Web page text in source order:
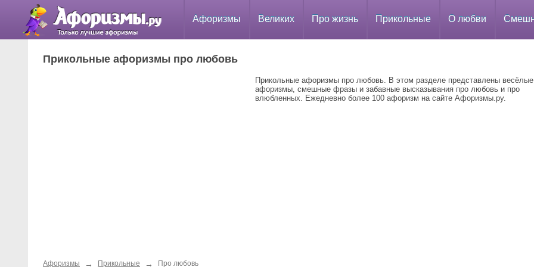
Афоризмы Великих Про жизнь Прикольные О любви
Прикольные афоризмы про любовь
Прикольные афоризмы про любовь. В этом разделе представлены весёлые
афоризмы, смешные фразы и забавные высказывания про любовь и про
влюбленных. Ежедневно более 100 афоризм на сайте Афоризмы.ру.
Афоризмы → Прикольные → Про любовь